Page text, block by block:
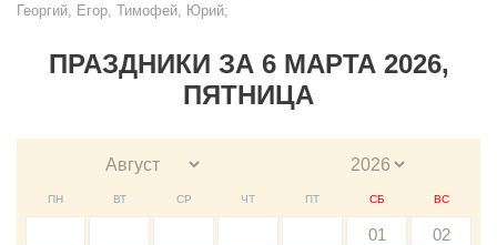
Георгий, Егор, Тимофей, Юрий;
ПРАЗДНИКИ ЗА 6 МАРТА 2026,
ПЯТНИЦА
ПН ВТ СР ЧТ ПТ СБ ВС
01 02